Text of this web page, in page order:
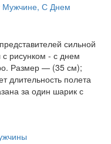
Мужчине, С Днем
сильной
рисунком - с днем
Размер — (35 см);
длительность полета
за один шарик с